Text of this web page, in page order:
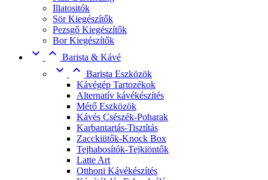
Illatositók
Sör Kiegészítők
Pezsgő Kiegészítők
Bor Kiegészítők
  Barista & Kávé
  Barista Eszközök
Kávégép Tartozékok
Alternatív kávékészítés
Mérő Eszközök
Kávés Csészék-Poharak
Karbantartás-Tisztítás
Zacckiütők-Knock Box
Tejhabosítók-Tejkiöntők
Latte Art
Otthoni Kávékészítés